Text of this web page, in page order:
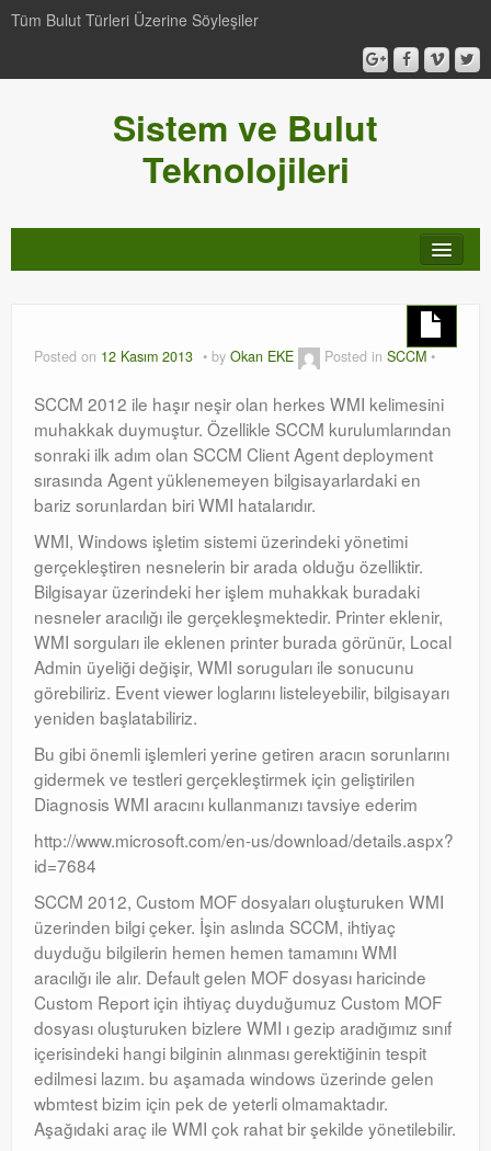
Tüm Bulut Türleri Üzerine Söyleşiler
Sistem ve Bulut
Teknolojileri
Windows Server Family
SCOM
Watchguard
PHP & MySQL
Exchange
Posted on 12 Kasım 2013 by Okan EKE Posted in SCCM
SCCM 2012 ile haşır neşir olan herkes WMI kelimesini
muhakkak duymuştur. Özellikle SCCM kurulumlarından
sonraki ilk adım olan SCCM Client Agent deployment
sırasında Agent yüklenemeyen bilgisayarlardaki en
bariz sorunlardan biri WMI hatalarıdır.
WMI, Windows işletim sistemi üzerindeki yönetimi
gerçekleştiren nesnelerin bir arada olduğu özelliktir.
Bilgisayar üzerindeki her işlem muhakkak buradaki
nesneler aracılığı ile gerçekleşmektedir. Printer eklenir,
WMI sorguları ile eklenen printer burada görünür, Local
Admin üyeliği değişir, WMI soruguları ile sonucunu
görebiliriz. Event viewer loglarını listeleyebilir, bilgisayarı
yeniden başlatabiliriz.
Bu gibi önemli işlemleri yerine getiren aracın sorunlarını
gidermek ve testleri gerçekleştirmek için geliştirilen
Diagnosis WMI aracını kullanmanızı tavsiye ederim
http://www.microsoft.com/en-us/download/details.aspx?
id=7684
SCCM 2012, Custom MOF dosyaları oluşturuken WMI
üzerinden bilgi çeker. İşin aslında SCCM, ihtiyaç
duyduğu bilgilerin hemen hemen tamamını WMI
aracılığı ile alır. Default gelen MOF dosyası haricinde
Custom Report için ihtiyaç duyduğumuz Custom MOF
dosyası oluşturuken bizlere WMI ı gezip aradığımız sınıf
içerisindeki hangi bilginin alınması gerektiğinin tespit
edilmesi lazım. bu aşamada windows üzerinde gelen
wbmtest bizim için pek de yeterli olmamaktadır.
Aşağıdaki araç ile WMI çok rahat bir şekilde yönetilebilir.